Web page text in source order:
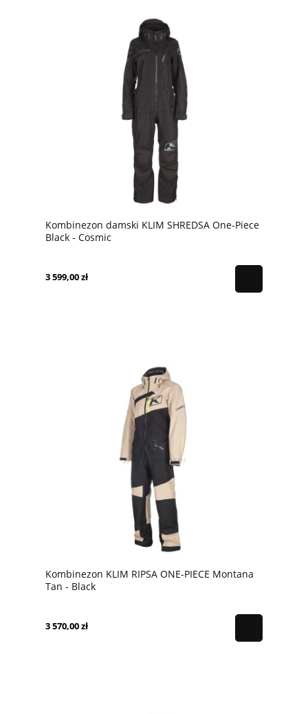
Kombinezon damski KLIM SHREDSA One-Piece
Black - Cosmic
3 599,00 zł
Kombinezon KLIM RIPSA ONE-PIECE Montana
Tan - Black
3 570,00 zł